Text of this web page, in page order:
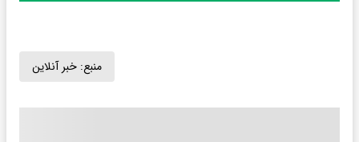
منبع: خبر آنلاین